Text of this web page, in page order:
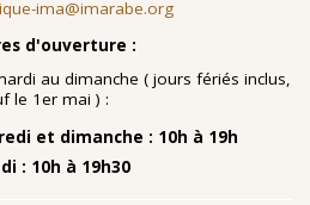
reçoit une généreuse donation
de céramiques peintes et de
à la gouache, exécutées
au cours d'ateliers de
à l'hôpital psychiatrique de Blida-
Fanon.
ima@imarabe.org
d'ouverture :
au dimanche ( jours fériés inclus,
le 1er mai ) :
et dimanche : 10h à 19h
: 10h à 19h30